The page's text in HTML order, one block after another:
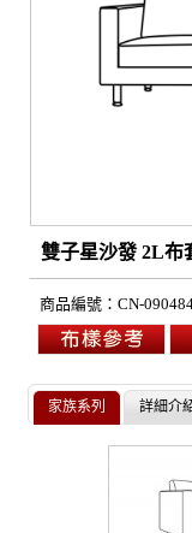
雙子星沙發 2L布
商品編號： CN-
家族系列 詳細介